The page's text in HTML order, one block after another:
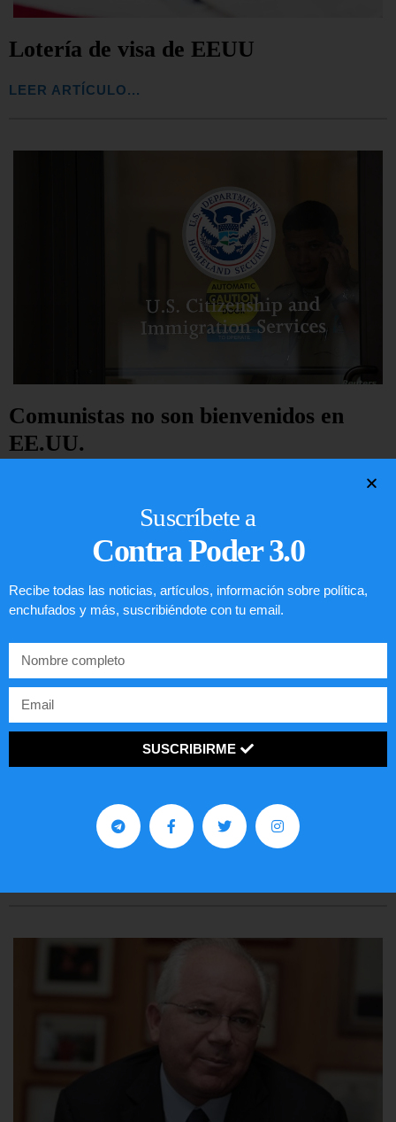
Lotería de visa de EEUU
LEER ARTÍCULO...
Comunistas no son bienvenidos en
EE.UU.
Preguntas frecuentes sobre la visa
EE.UU. 2020
Suscríbete a
Contra Poder 3.0
Recibe todas las noticias, artículos, información sobre política,
enchufados y más, suscribiéndote con tu email.
SUSCRIBIRME